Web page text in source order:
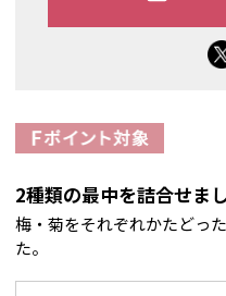
2種類の最中を詰合せまし
梅・菊をそれぞれかたどっ
た。